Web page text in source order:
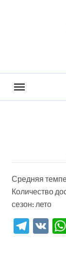
Средняя
Количество
сезон: лето